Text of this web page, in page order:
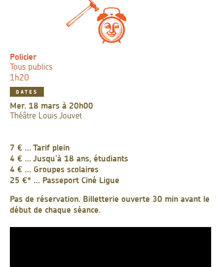
Policier
Tous publics
1h20
DATES
mer. 18 mars à 20h00
Théâtre Louis Jouvet
7 € … Tarif plein
4 € … Jusqu’à 18 ans, étudiants
4 € … Groupes scolaires
25 €* … Passeport Ciné Ligue
Pas de réservation. Billetterie ouverte 30 min avant le
début de chaque séance.